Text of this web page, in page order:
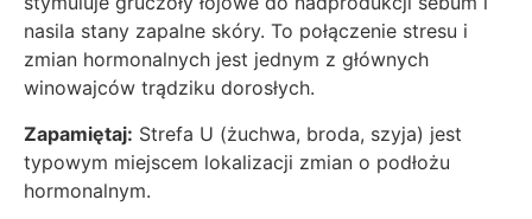
nasila stany zapalne skóry. To połączenie stresu i
zmian hormonalnych jest jednym z głównych
winowajców trądziku dorosłych.
Zapamiętaj: Strefa U (żuchwa, broda, szyja) jest
typowym miejscem lokalizacji zmian o podłożu
hormonalnym.